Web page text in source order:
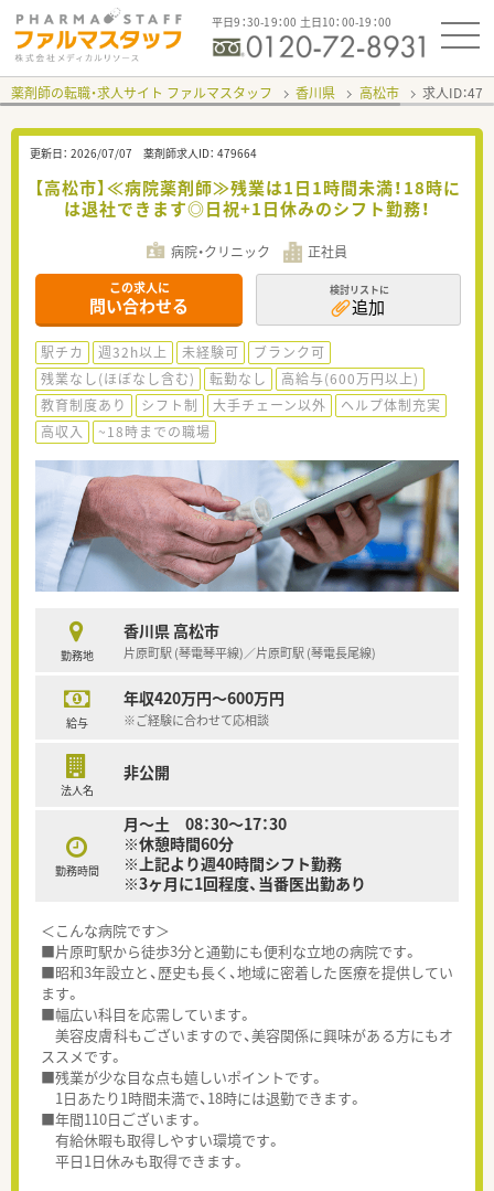
平日9：30-19：00 土日10：00-19：00
薬剤師の転職・求人サイト ファルマスタッフ 香川県 高松市 求人ID：
更新日： 2026/07/07 薬剤師求人ID： 479664
【高松市】≪病院薬剤師≫残業は1日1時間未満！18時に
は退社できます◎日祝+1日休みのシフト勤務！
病院・クリニック 正社員
この求人に
問い合わせる
検討リストに
追加
駅チカ 週32h以上 未経験可
ブランク可
残業なし(ほぼなし含む)
転勤なし
高給与(600万円以上)
教育制度あり
シフト制 大手チェーン以外
ヘルプ体制充実
高収入
~18時までの職場
勤務地
香川県 高松市
片原町駅 (琴電琴平線)／片原町駅 (琴電長尾線)
給与
年収420万円～600万円
※ご経験に合わせて応相談
法人名
非公開
勤務時間
月～土 08：30～17：30
※休憩時間60分
※上記より週40時間シフト勤務
※3ヶ月に1回程度、当番医出勤あり
＜こんな病院です＞
■片原町駅から徒歩3分と通勤にも便利な立地の病院です。
■昭和3年設立と、歴史も長く、地域に密着した医療を提供してい
ます。
■幅広い科目を応需しています。
美容皮膚科もございますので、美容関係に興味がある方にもオ
ススメです。
■残業が少な目な点も嬉しいポイントです。
1日あたり1時間未満で、18時には退勤できます。
■年間110日ございます。
有給休暇も取得しやすい環境です。
平日1日休みも取得できます。